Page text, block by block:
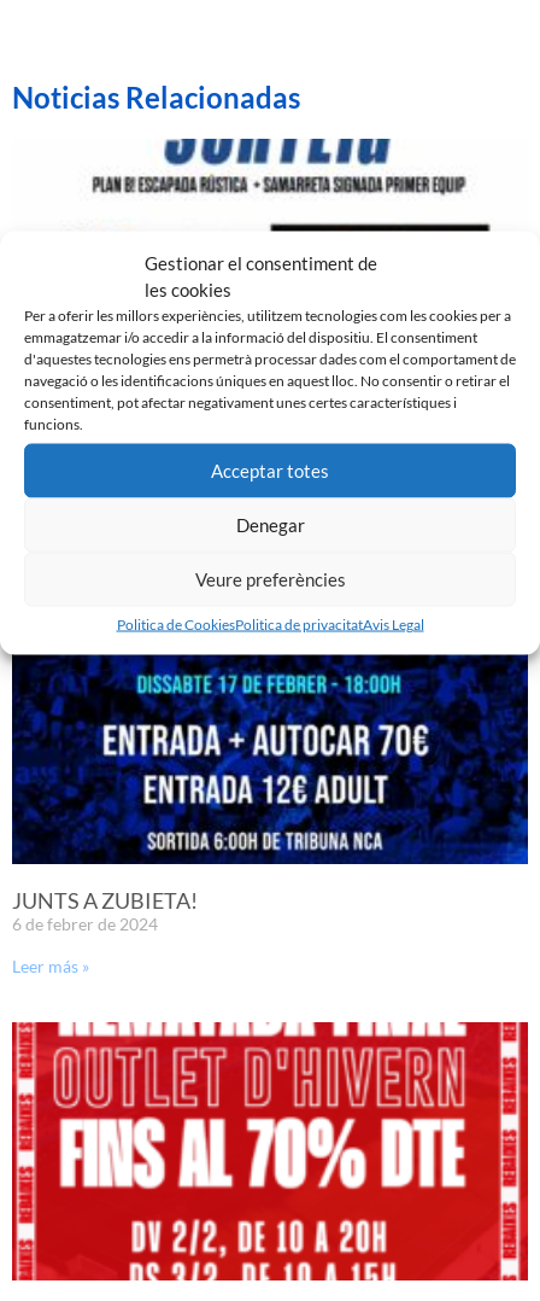
Gestionar el consentiment de
les cookies
Per a oferir les millors experiències, utilitzem tecnologies com les cookies per a
emmagatzemar i/o accedir a la informació del dispositiu. El consentiment
d'aquestes tecnologies ens permetrà processar dades com el comportament de
navegació o les identificacions úniques en aquest lloc. No consentir o retirar el
consentiment, pot afectar negativament unes certes característiques i
funcions.
Acceptar totes
Denegar
Veure preferències
Politica de CookiesPolitica de privacitatAvis Legal
Noticias Relacionadas
GUANYA UNA ESCAPADA I UNA SAMARRETA
SIGNADA DEL CE SABADELL AMB MOVENTO
MOTOR
JUNTS A ZUBIETA!
6 de febrer de 2024
Leer más »